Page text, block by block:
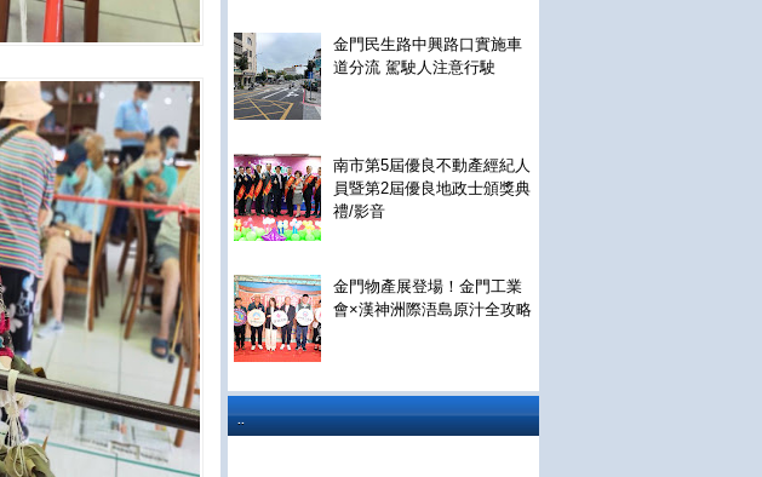
金門民生路中興路口實施車
道分流 駕駛人注意行駛
南市第5屆優良不動產經紀人
員暨第2屆優良地政士頒獎典
禮/影音
金門物產展登場！金門工業
會×漢神洲際浯島原汁全攻略
..